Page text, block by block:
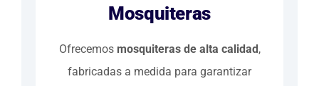
Mosquiteras
Ofrecemos mosquiteras de alta calidad,
fabricadas a medida para garantizar